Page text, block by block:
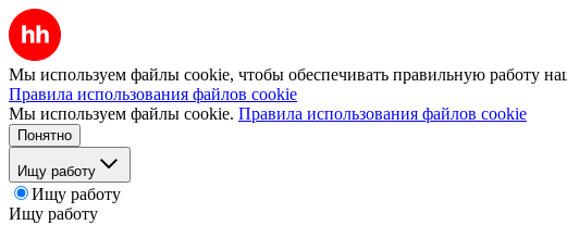
Мы используем файлы cookie, чтобы обеспечивать правильную работу
Правила использования файлов cookie
Мы используем файлы cookie. Правила использования файлов cookie
Понятно
Ищу работу
Ищу работу
Ищу работу